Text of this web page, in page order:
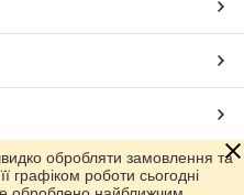
Prom.ua
обробляти замовлення та
графіком роботи сьогодні